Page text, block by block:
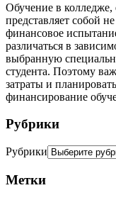
Обучение в колледже,
представляет собой
финансовое
различаться в
выбранную
студента. Поэтому
затраты и
финансирование
Рубрики
Рубрики
Метки